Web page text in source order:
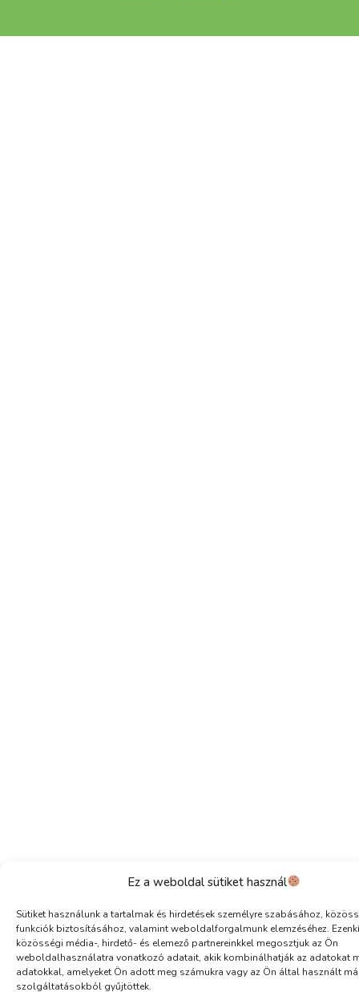
Ez a weboldal sütiket használ
Sütiket használunk a tartalmak és hirdetések személyre szabásához,
funkciók biztosításához, valamint weboldalforgalmunk elemzéséhez.
közösségi média-, hirdető- és elemező partnereinkkel megosztjuk az Ön
weboldalhasználatra vonatkozó adatait, akik kombinálhatják az adatokat
adatokkal, amelyeket Ön adott meg számukra vagy az Ön által használt
szolgáltatásokból gyűjtöttek.